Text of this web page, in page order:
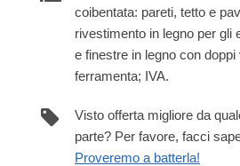
coibentata: pareti, tetto e
rivestimento in legno per gli
e finestre in legno con doppi
ferramenta; IVA.
Visto offerta migliore da
parte? Per favore, facci
Proveremo a batterla!